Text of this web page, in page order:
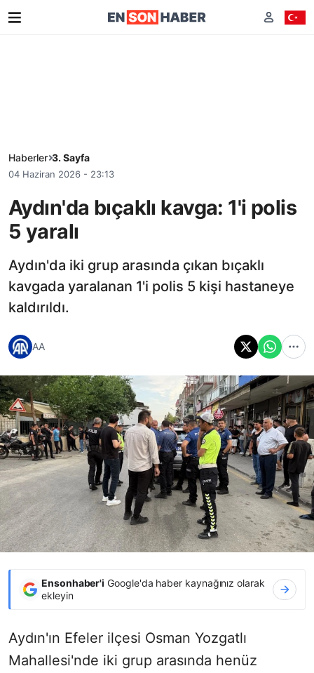
Haberler 3. Sayfa
04 Haziran 2026 - 23:13
Aydın'da bıçaklı kavga: 1'i polis
5 yaralı
Aydın'da iki grup arasında çıkan bıçaklı
kavgada yaralanan 1'i polis 5 kişi hastaneye
kaldırıldı.
AA
Ensonhaber'i Google'da haber kaynağınız olarak
ekleyin
Aydın'ın Efeler ilçesi Osman Yozgatlı
Mahallesi'nde iki grup arasında henüz